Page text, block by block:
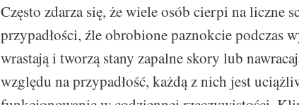
Często zdarza się, że wiele osób cierpi na liczne
przypadłości, źle obrobione paznokcie podczas
wrastają i tworzą stany zapalne skory lub
względu na przypadłość, każdą z nich jest